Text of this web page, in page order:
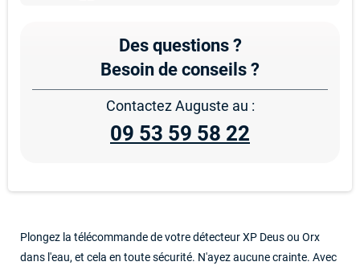
Des questions ?
Besoin de conseils ?
Contactez Auguste au :
09 53 59 58 22
Plongez la télécommande de votredétecteur XP Deusou Orx
dans l'eau, et cela en toute sécurité. N'ayez aucune crainte. Avec